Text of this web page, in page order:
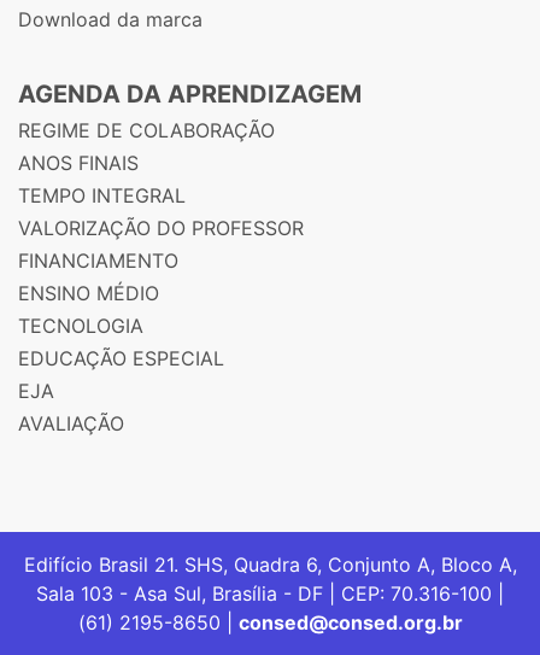
Download da marca
AGENDA DA APRENDIZAGEM
REGIME DE COLABORAÇÃO
ANOS FINAIS
TEMPO INTEGRAL
VALORIZAÇÃO DO PROFESSOR
FINANCIAMENTO
ENSINO MÉDIO
TECNOLOGIA
EDUCAÇÃO ESPECIAL
EJA
AVALIAÇÃO
Edifício Brasil 21. SHS, Quadra 6, Conjunto A, Bloco A,
Sala 103 - Asa Sul, Brasília - DF | CEP: 70.316-100 |
(61) 2195-8650 | consed@consed.org.br